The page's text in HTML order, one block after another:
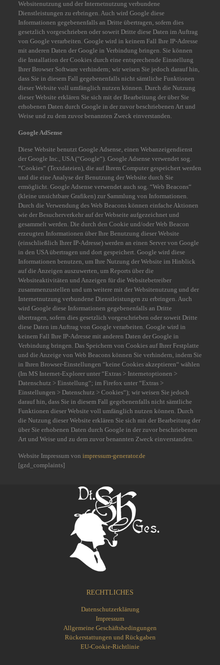
Websitenutzung und der Internetnutzung verbundene
Dienstleistungen zu erbringen. Auch wird Google diese
Informationen gegebenenfalls an Dritte übertragen, sofern dies
gesetzlich vorgeschrieben oder soweit Dritte diese Daten im Auftrag
von Google verarbeiten. Google wird in keinem Fall Ihre IP-Adresse
mit anderen Daten der Google in Verbindung bringen. Sie können
die Installation der Cookies durch eine entsprechende Einstellung
Ihrer Browser Software verhindern; wir weisen Sie jedoch darauf hin,
dass Sie in diesem Fall gegebenenfalls nicht sämtliche Funktionen
dieser Website voll umfänglich nutzen können. Durch die Nutzung
dieser Website erklären Sie sich mit der Bearbeitung der über Sie
erhobenen Daten durch Google in der zuvor beschriebenen Art und
Weise und zu dem zuvor benannten Zweck einverstanden.
Google AdSense
Diese Website benutzt Google Adsense, einen Webanzeigendienst
der Google Inc., USA (“Google“). Google Adsense verwendet sog.
“Cookies“ (Textdateien), die auf Ihrem Computer gespeichert werden
und die eine Analyse der Benutzung der Website durch Sie
ermöglicht. Google Adsense verwendet auch sog. “Web Beacons“
(kleine unsichtbare Grafiken) zur Sammlung von Informationen.
Durch die Verwendung des Web Beacons können einfache Aktionen
wie der Besucherverkehr auf der Webseite aufgezeichnet und
gesammelt werden. Die durch den Cookie und/oder Web Beacon
erzeugten Informationen über Ihre Benutzung dieser Website
(einschließlich Ihrer IP-Adresse) werden an einen Server von Google
in den USA übertragen und dort gespeichert. Google wird diese
Informationen benutzen, um Ihre Nutzung der Website im Hinblick
auf die Anzeigen auszuwerten, um Reports über die
Websiteaktivitäten und Anzeigen für die Websitebetreiber
zusammenzustellen und um weitere mit der Websitenutzung und der
Internetnutzung verbundene Dienstleistungen zu erbringen. Auch
wird Google diese Informationen gegebenenfalls an Dritte
übertragen, sofern dies gesetzlich vorgeschrieben oder soweit Dritte
diese Daten im Auftrag von Google verarbeiten. Google wird in
keinem Fall Ihre IP-Adresse mit anderen Daten der Google in
Verbindung bringen. Das Speichern von Cookies auf Ihrer Festplatte
und die Anzeige von Web Beacons können Sie verhindern, indem Sie
in Ihren Browser-Einstellungen “keine Cookies akzeptieren“ wählen
(Im MS Internet-Explorer unter “Extras > Internetoptionen >
Datenschutz > Einstellung“; im Firefox unter “Extras >
Einstellungen > Datenschutz > Cookies“); wir weisen Sie jedoch
darauf hin, dass Sie in diesem Fall gegebenenfalls nicht sämtliche
Funktionen dieser Website voll umfänglich nutzen können. Durch
die Nutzung dieser Website erklären Sie sich mit der Bearbeitung der
über Sie erhobenen Daten durch Google in der zuvor beschriebenen
Art und Weise und zu dem zuvor benannten Zweck einverstanden.
Website Impressum von impressum-generator.de
[gzd_complaints]
RECHTLICHES
Datenschutzerklärung
Impressum
Allgemeine Geschäftsbedingungen
Rückerstattungen und Rückgaben
EU-Cookie-Richtlinie